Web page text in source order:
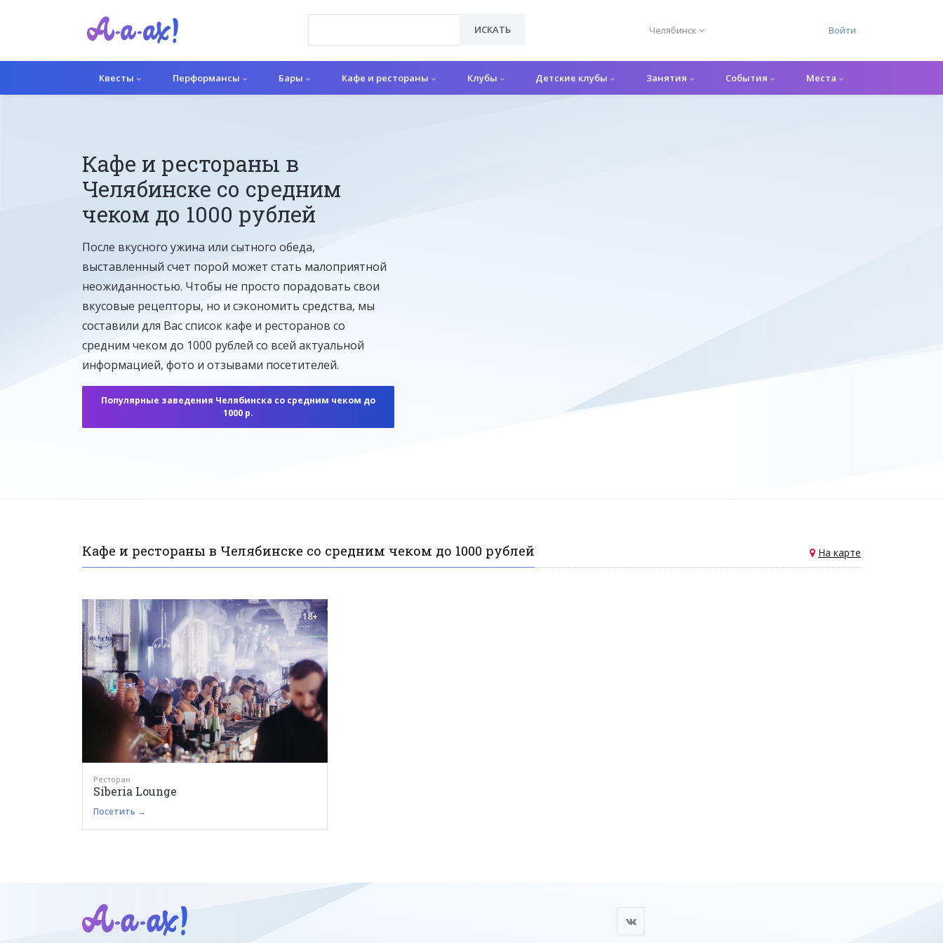
ИСКАТЬ Челябинск Войти
Квесты Перформансы Бары Кафе и рестораны Клубы Детские клубы Занятия События Места
Кафе и рестораны в
Челябинске со средним
чеком до 1000 рублей
После вкусного ужина или сытного обеда,
выставленный счет порой может стать малоприятной
неожиданностью. Чтобы не просто порадовать свои
вкусовые рецепторы, но и сэкономить средства, мы
составили для Вас список кафе и ресторанов со
средним чеком до 1000 рублей со всей актуальной
информацией, фото и отзывами посетителей.
Популярные заведения Челябинска со средним чеком до
1000 р.
Кафе и рестораны в Челябинске со средним чеком до 1000 рублей На карте
18+
Ресторан
Siberia Lounge
Посетить →